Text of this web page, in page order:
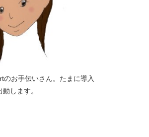
のお手伝いさん。たまに導入
します。